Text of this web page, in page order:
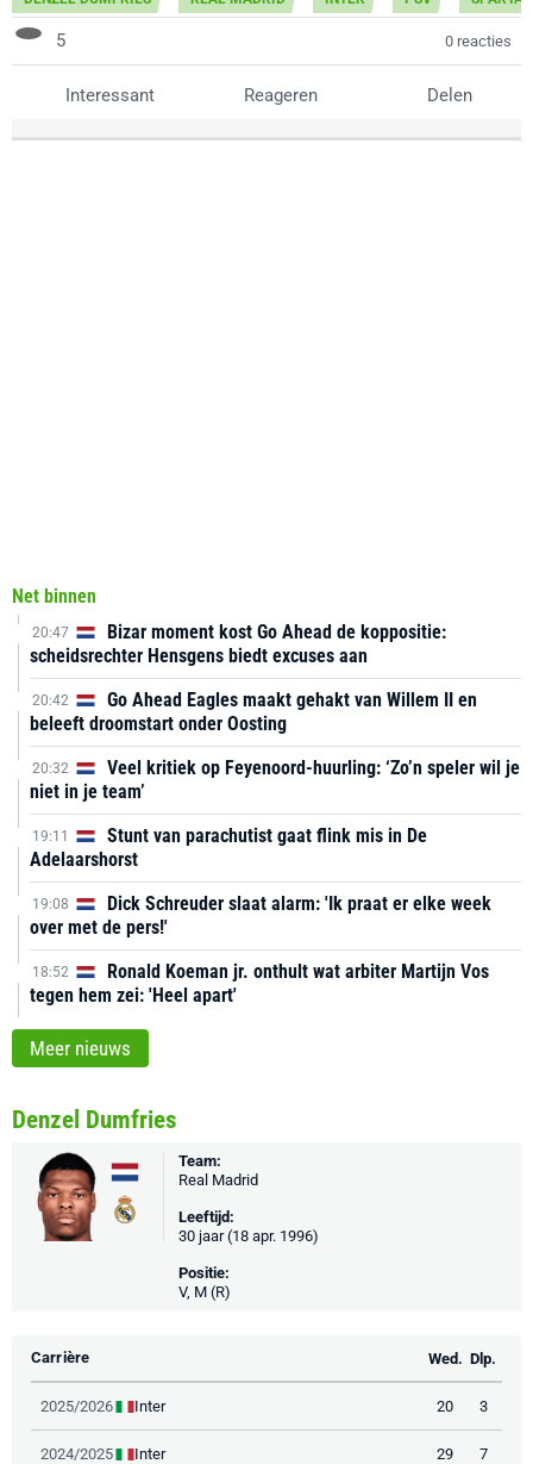
5 0 reacties
Interessant Reageren Delen
Net binnen
20:47
Bizar moment kost Go Ahead de koppositie:
scheidsrechter Hensgens biedt excuses aan
20:42
Go Ahead Eagles maakt gehakt van Willem II en
beleeft droomstart onder Oosting
20:32
Veel kritiek op Feyenoord-huurling: ‘Zo’n speler wil je
niet in je team’
19:11
Stunt van parachutist gaat flink mis in De
Adelaarshorst
19:08
Dick Schreuder slaat alarm: 'Ik praat er elke week
over met de pers!'
18:52
Ronald Koeman jr. onthult wat arbiter Martijn Vos
tegen hem zei: 'Heel apart'
Meer nieuws
Denzel Dumfries
Team:
Real Madrid
Leeftijd:
30 jaar (18 apr. 1996)
Positie:
V, M (R)
Carrière Wed. Dlp.
2025/2026 Inter 20 3
2024/2025 Inter 29 7